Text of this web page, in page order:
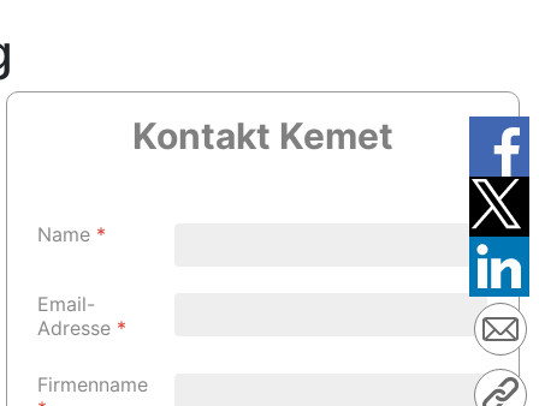
Kontakt Kemet
Name *
Email-
Adresse *
Firmenname